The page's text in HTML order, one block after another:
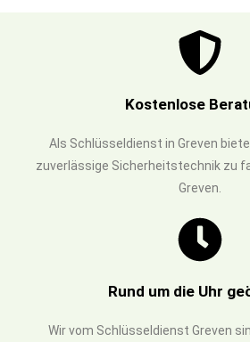
Kostenlose
Als Schlüsseldienst in Greven
zuverlässige Sicherheitstechnik zu
Greven.
Rund um die Uhr
Wir vom Schlüsseldienst Greven